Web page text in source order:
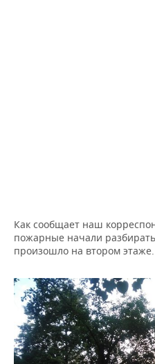
Как сообщает наш
пожарные начали
произошло на втором этаже.